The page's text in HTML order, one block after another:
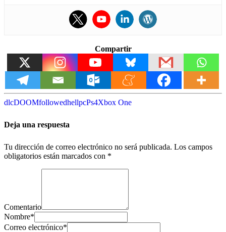
Compartir
dlcDOOMfollowedhellpcPs4Xbox One
Deja una respuesta
Tu dirección de correo electrónico no será publicada. Los campos
obligatorios están marcados con *
Comentario
Nombre*
Correo electrónico*